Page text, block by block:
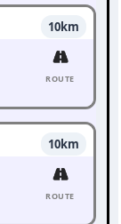
10km
ROUTE
10km
ROUTE